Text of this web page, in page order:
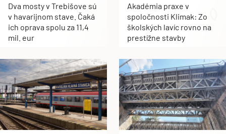
Dva mosty v Trebišove sú
v havarijnom stave. Čaká
ich oprava spolu za 11,4
mil. eur
Akadémia praxe v
spoločnosti Klimak: Zo
školských lavíc rovno na
prestížne stavby